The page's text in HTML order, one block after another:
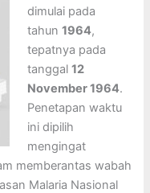
dimulai pada
tahun1964,
tepatnya pada
tanggal12
November 1964.
Penetapan waktu
ini dipilih
mengingat
memberantas wabah
Malaria Nasional